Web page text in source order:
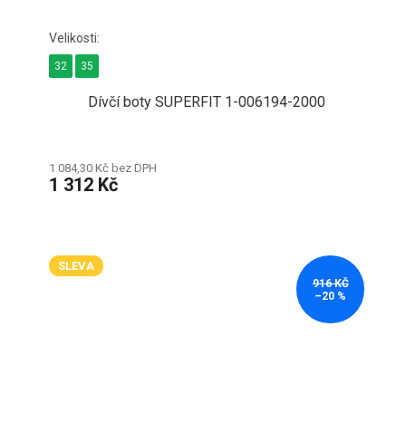
Dívčí boty SUPERFIT 1-006194-2000
1 084,30 Kč bez DPH
1 312 Kč
32 35
SLEVA
916 KČ
–20 %